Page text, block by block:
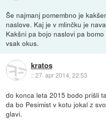
Še najmanj pomembno je
naslove. Kaj je v mlinčku je
Kakšni pa bojo naslovi pa
vsak okus.
kratos
::27. apr 2014, 22:53
do konca leta 2015 bodo prišli
da bo Pesimist v kotu jokal z
glavi.